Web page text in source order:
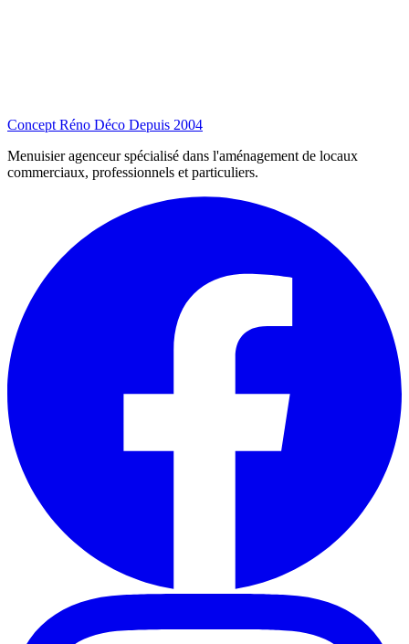
Concept Réno Déco Depuis 2004
Menuisier agenceur spécialisé dans l'aménagement de locaux
commerciaux, professionnels et particuliers.